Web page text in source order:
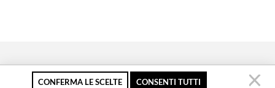
CONFERMA LE SCELTE CONSENTI TUTTI